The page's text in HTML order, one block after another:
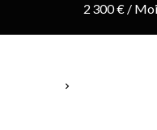
2 300 € /